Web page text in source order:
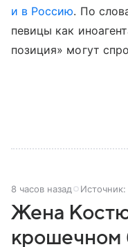
и в Россию. По
певицы как
позиция» могут
8 часов назад Источник:
Жена
крошечном